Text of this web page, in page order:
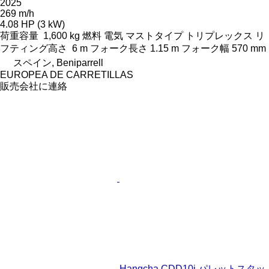
2025
269 m/h
4.08 HP (3 kW)
荷重容量 1,600 kg 燃料 電気 マストタイプ トリプレックス リ
フティング高さ
6 m フォーク長さ 1.15 m フォーク幅 570 mm
スペイン, Beniparrell
EUROPEA DE CARRETILLAS
販売会社に連絡